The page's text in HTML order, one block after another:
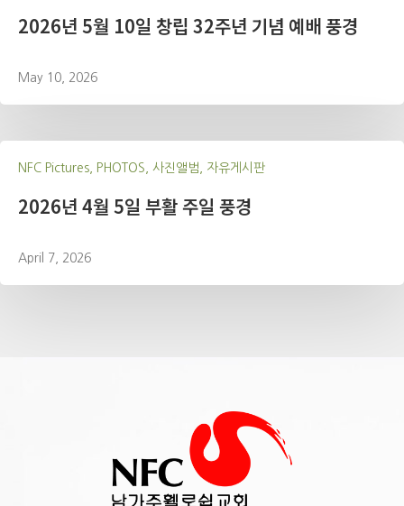
2026년 5월 10일 창립 32주년 기념 예배 풍경
May 10, 2026
NFC Pictures, PHOTOS, 사진앨범, 자유게시판
2026년 4월 5일 부활 주일 풍경
April 7, 2026